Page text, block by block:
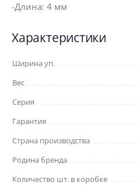
-Длина: 4 мм
Характеристики
Ширина уп.
Вес
Серия
Гарантия
Страна производства
Родина бренда
Количество шт. в коробке